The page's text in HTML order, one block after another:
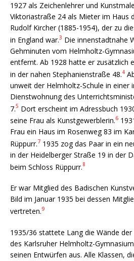
1927 als Zeichenlehrer und
Viktoriastraße 24 als Mieter im Haus
Rudolf Kircher (1885-1954), der zu
in England war.3 Die innenstadtnahe
Gehminuten vom Helmholtz-
entfernt. Ab 1928 hatte er zusätzlich
in der nahen Stephanienstraße 48.4
unweit der Helmholtz-Schule in einer
Dienstwohnung des
7.5 Dort erscheint im Adressbuch
seine Frau als Kunstgewerblerin.6
Frau ein Haus im Rosenweg 83 im
Rüppurr.7 1935 zog das Paar in ein
in der Heidelberger Straße 19 in der
beim Schloss Rüppurr.8
Er war Mitglied des Badischen
Bild im Januar 1935 bei dessen
vertreten.9
1935/36 stattete Lang die Wände
des Karlsruher Helmholtz-
seinen Entwürfen aus. Alle Klassen,